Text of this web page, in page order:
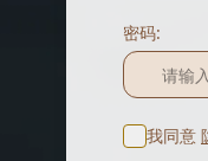
密码:
我同意